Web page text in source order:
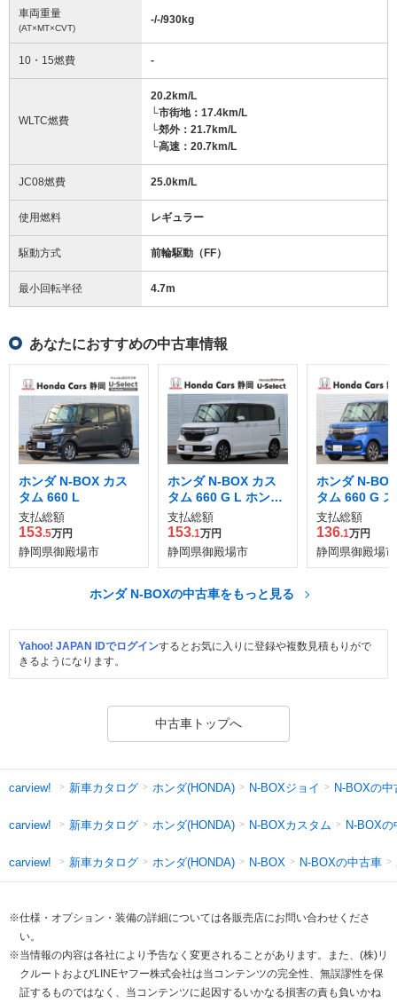
車両重量
(AT×MT×CVT)
-/-/930kg
10・15燃費 -
WLTC燃費
20.2km/L
└市街地：17.4km/L
└郊外：21.7km/L
└高速：20.7km/L
JC08燃費 25.0km/L
使用燃料 レギュラー
駆動方式 前輪駆動（FF）
最小回転半径 4.7m
あなたにおすすめの中古車情報
ホンダ N-BOX カス
タム 660 L
支払総額
153.5万円
静岡県御殿場市
ホンダ N-BOX カス
タム 660 G L ホンダ
センシング 4WD
支払総額
153.1万円
静岡県御殿場市
ホンダ N-
タム 660 G
L ホンダセン
車いす専用装
車 4WD
支払総額
136.1万円
静岡県御殿場市
ホンダ N-BOXの中古車をもっと見る
Yahoo! JAPAN IDでログインするとお気に入りに登録や複数見積もりがで
きるようになります。
中古車トップへ
carview! 新車カタログ ホンダ(HONDA) N-BOXジョイ N-BOXの中
carview! 新車カタログ ホンダ(HONDA) N-BOXカスタム N-BOXの
carview! 新車カタログ ホンダ(HONDA) N-BOX N-BOXの中古車
※仕様・オプション・装備の詳細については各販売店にお問い合わせくださ
い。
※当情報の内容は各社により予告なく変更されることがあります。また、(株)リ
クルートおよびLINEヤフー株式会社は当コンテンツの完全性、無誤謬性を保
証するものではなく、当コンテンツに起因するいかなる損害の責も負いかね